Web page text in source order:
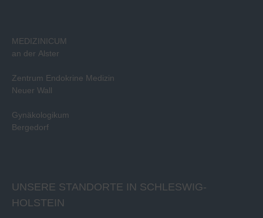
MEDIZINICUM
an der Alster
Zentrum Endokrine Medizin
Neuer Wall
Gynäkologikum
Bergedorf
UNSERE STANDORTE IN SCHLESWIG-
HOLSTEIN